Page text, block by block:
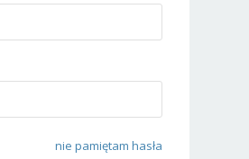
nie pamiętam hasła